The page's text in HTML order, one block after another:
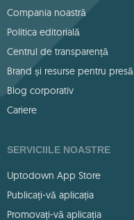
Compania noastră
Politica editorială
Centrul de transparență
Brand și resurse pentru presă
Blog corporativ
Cariere
SERVICIILE NOASTRE
Uptodown App Store
Publicați-vă aplicația
Promovați-vă aplicația